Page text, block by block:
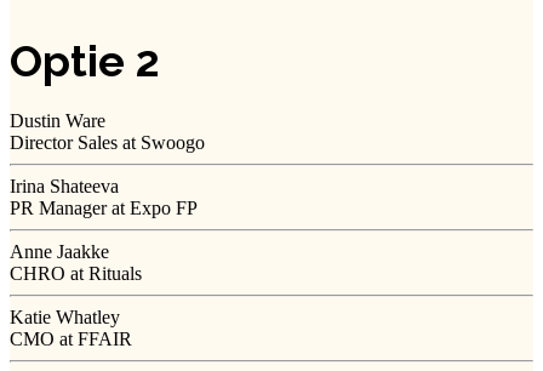
Optie 2
Dustin Ware
Director Sales at Swoogo
Irina Shateeva
PR Manager at Expo FP
Anne Jaakke
CHRO at Rituals
Katie Whatley
CMO at FFAIR